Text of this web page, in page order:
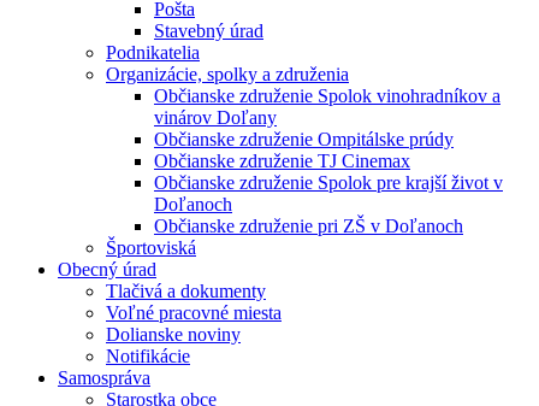
Pošta
Stavebný úrad
Podnikatelia
Organizácie, spolky a združenia
Občianske združenie Spolok vinohradníkov a
vinárov Doľany
Občianske združenie Ompitálske prúdy
Občianske združenie TJ Cinemax
Občianske združenie Spolok pre krajší život v
Doľanoch
Občianske združenie pri ZŠ v Doľanoch
Športoviská
Obecný úrad
Tlačivá a dokumenty
Voľné pracovné miesta
Dolianske noviny
Notifikácie
Samospráva
Starostka obce